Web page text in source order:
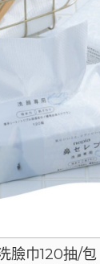
臉巾120抽/包